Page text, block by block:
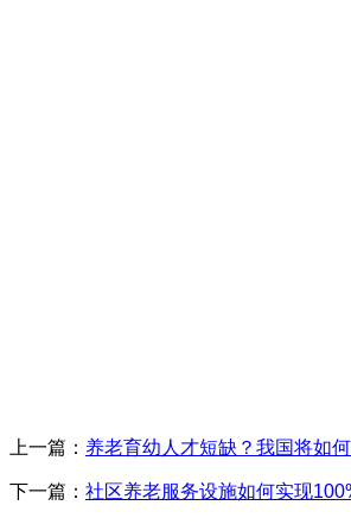
上一篇： 养老育幼人才短缺？我国将如
下一篇： 社区养老服务设施如何实现